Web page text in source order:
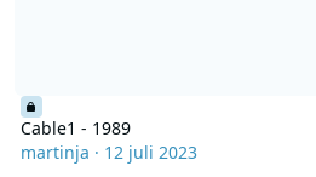
Cable1 - 1989
martinja · 12 juli 2023